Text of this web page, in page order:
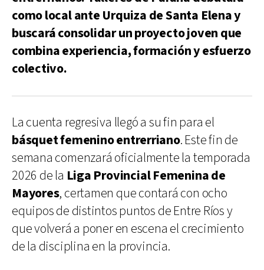
como local ante Urquiza de Santa Elena y
buscará consolidar un proyecto joven que
combina experiencia, formación y esfuerzo
colectivo.
La cuenta regresiva llegó a su fin para el
básquet femenino entrerriano. Este fin de
semana comenzará oficialmente la temporada
2026 de la Liga Provincial Femeninade
Mayores, certamen que contará con ocho
equipos de distintos puntos de Entre Ríos y
que volverá a poner en escena el crecimiento
de la disciplina en la provincia.